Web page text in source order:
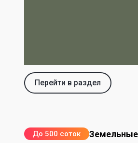
Перейти в раздел
До 500 соток Земельные